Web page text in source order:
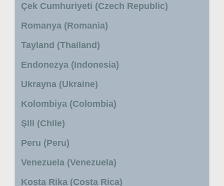
Çek Cumhuriyeti (Czech Republic)
Romanya (Romania)
Tayland (Thailand)
Endonezya (Indonesia)
Ukrayna (Ukraine)
Kolombiya (Colombia)
Şili (Chile)
Peru (Peru)
Venezuela (Venezuela)
Kosta Rika (Costa Rica)